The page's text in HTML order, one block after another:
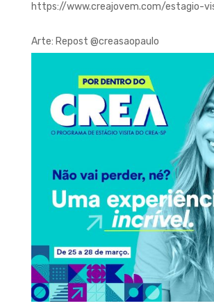
https://www.creajovem.com/estagio-
Arte: Repost @‌creasaopaulo